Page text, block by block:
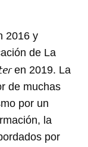
2016 y
de La
en 2019. La
de muchas
por un
la
por